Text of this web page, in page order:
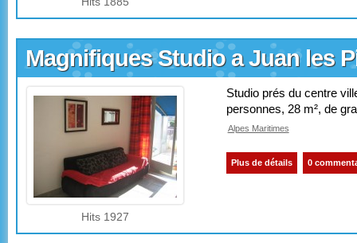
Magnifiques Studio a Juan les
Hits 1927
Studio prés du centre
personnes, 28 m², de
Alpes Maritimes
Plus de détails 0